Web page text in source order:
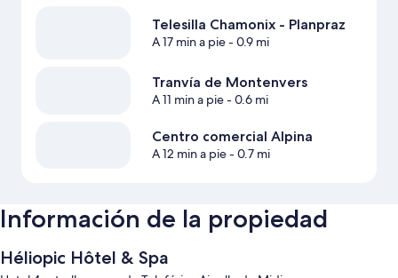
Telesilla Chamonix - Planpraz
A 17 min a pie- 0.9 mi
Tranvía de Montenvers
A 11 min a pie- 0.6 mi
Centro comercial Alpina
A 12 min a pie- 0.7 mi
Información de la propiedad
Héliopic Hôtel & Spa